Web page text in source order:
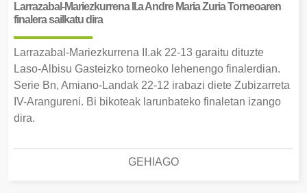
Larrazabal-Mariezkurrena II.a Andre Maria Zuria Torneoaren
finalera sailkatu dira
Larrazabal-Mariezkurrena II.ak 22-13 garaitu dituzte
Laso-Albisu Gasteizko torneoko lehenengo finalerdian.
Serie Bn, Amiano-Landak 22-12 irabazi diete Zubizarreta
IV-Arangureni. Bi bikoteak larunbateko finaletan izango
dira.
GEHIAGO